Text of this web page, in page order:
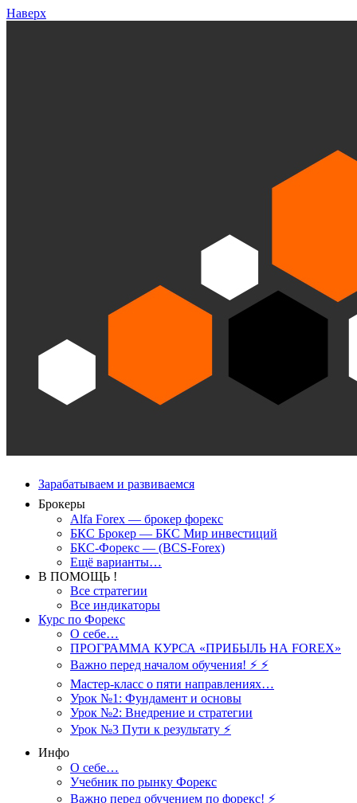
Наверх
Зарабатываем и развиваемся
Брокеры
Alfa Forex — брокер форекс
БКС Брокер — БКС Мир инвестиций
БКС-Форекс — (BCS-Forex)
Ещё варианты…
В ПОМОЩЬ !
Все стратегии
Все индикаторы
Курс по Форекс
О себе…
ПРОГРАММА КУРСА «ПРИБЫЛЬ НА FOREX»
Важно перед началом обучения! ⚡ ⚡
Мастер-класс о пяти направлениях…
Урок №1: Фундамент и основы
Урок №2: Внедрение и стратегии
Урок №3 Пути к результату ⚡️
Инфо
О себе…
Учебник по рынку Форекс
Важно перед обучением по форекс! ⚡